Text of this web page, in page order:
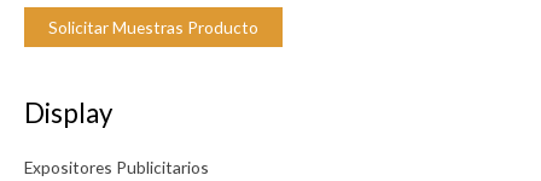
Solicitar Muestras Producto
Display
Expositores Publicitarios